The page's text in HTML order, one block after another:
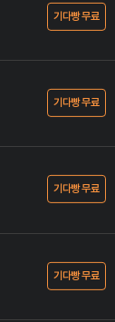
기다빵 무료
기다빵 무료
기다빵 무료
기다빵 무료